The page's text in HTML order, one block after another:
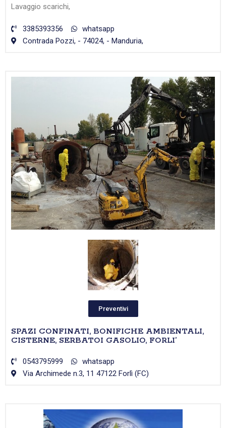
Lavaggio scarichi,
3385393356
whatsapp
Contrada Pozzi, - 74024, - Manduria,
Preventivi
SPAZI CONFINATI, BONIFICHE AMBIENTALI,
CISTERNE, SERBATOI GASOLIO, FORLI’
0543795999
whatsapp
Via Archimede n.3, 11 47122 Forlì (FC)